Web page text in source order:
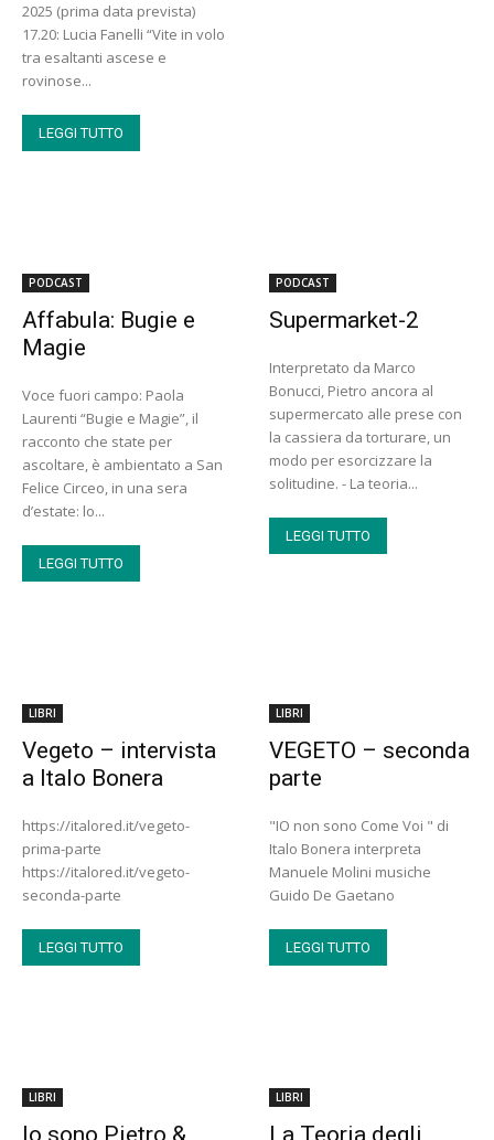
2025 (prima data prevista)
17.20: Lucia Fanelli “Vite in volo
tra esaltanti ascese e
rovinose...
LEGGI TUTTO
PODCAST
Affabula: Bugie e
Magie
Voce fuori campo: Paola
Laurenti “Bugie e Magie”, il
racconto che state per
ascoltare, è ambientato a San
Felice Circeo, in una sera
d’estate: lo...
LEGGI TUTTO
PODCAST
Supermarket-2
Interpretato da Marco
Bonucci, Pietro ancora al
supermercato alle prese con
la cassiera da torturare, un
modo per esorcizzare la
solitudine. - La teoria...
LEGGI TUTTO
LIBRI
Vegeto – intervista
a Italo Bonera
https://italored.it/vegeto-
prima-parte
https://italored.it/vegeto-
seconda-parte
LEGGI TUTTO
LIBRI
VEGETO – seconda
parte
"IO non sono Come Voi " di
Italo Bonera interpreta
Manuele Molini musiche
Guido De Gaetano
LEGGI TUTTO
LIBRI
Io sono Pietro &
LIBRI
La Teoria degli